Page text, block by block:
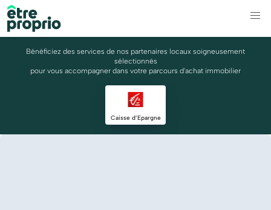
Bénéficiez des services de nos partenaires locaux soigneusement
sélectionnés
pour vous accompagner dans votre parcours d'achat immobilier
Caisse d’Epargne